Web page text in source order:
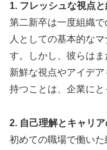
1. フレッシュな視点
第二新卒は一度組織
人としての基本的な
す。しかし、彼らはま
新鮮な視点やアイデ
持つことは、企業にと
2. 自己理解とキャリ
初めての職場で働いた